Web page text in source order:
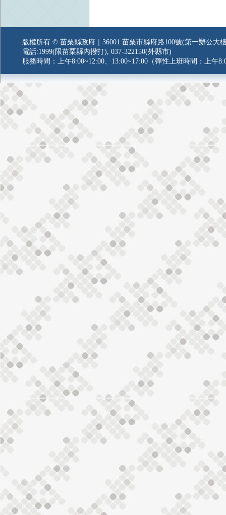
版權所有 © 苗栗縣政府｜36001 苗栗市縣府路100號(第一辦公大
電話:1999(限苗栗縣內撥打), 037-322150(外縣市)
服務時間：上午8:00~12:00、13:00~17:00（彈性上班時間：上午